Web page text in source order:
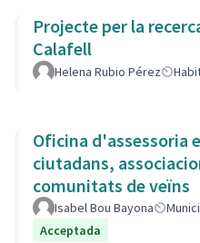
Projecte per la recerca d´habitatge social a
Calafell
Helena Rubio Pérez
Oficina d'assessoria
ciutadans,
comunitats de veïns
Isabel Bou Bayona
Acceptada